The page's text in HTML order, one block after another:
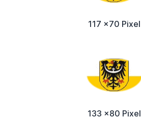
117 x70 Pixel
133 x80 Pixel